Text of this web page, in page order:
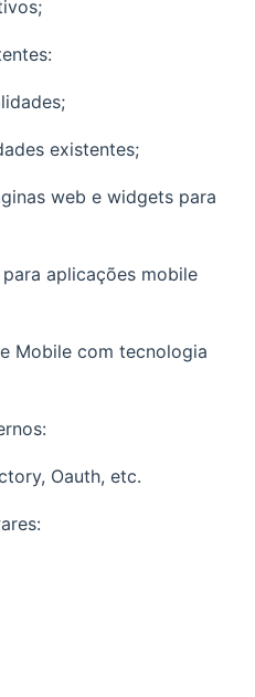
existentes;
web e widgets para
aplicações mobile
Mobile com tecnologia
Oauth, etc.